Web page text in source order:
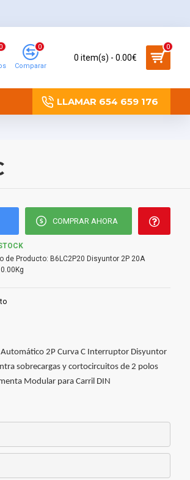
0
Comparar
0
0 item(s) - 0.00€
0
LLAMAR 654 659 176
COMPRAR AHORA
de Producto: B6LC2P20 Disyuntor 2P 20A
0.00Kg
2P Curva C Interruptor Disyuntor
sobrecargas y cortocircuitos de 2 polos
Modular para Carril DIN